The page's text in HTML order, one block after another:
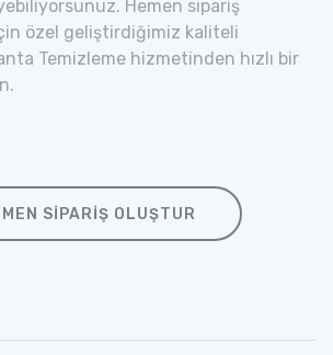
Hemen sipariş
özel geliştirdiğimiz kaliteli
Temizleme hizmetinden hızlı bir
SIPARIŞ OLUŞTUR